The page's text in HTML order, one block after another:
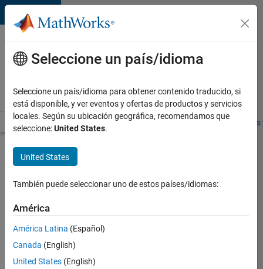
Saltar al contenido
Ofertas
de
empleo
MathWorks
Visión general Búsqueda de empleo Oficinas locales
Enviar
solicitud
Principal
Business
Systems
Analyst,
Data
Seleccione un país/idioma
Seleccione un país/idioma para obtener contenido traducido, si
está disponible, y ver eventos y ofertas de productos y servicios
locales. Según su ubicación geográfica, recomendamos que
seleccione:United States.
United States
También puede seleccionar uno de estos países/idiomas:
América
América Latina (Español)
Canada (English)
United States (English)